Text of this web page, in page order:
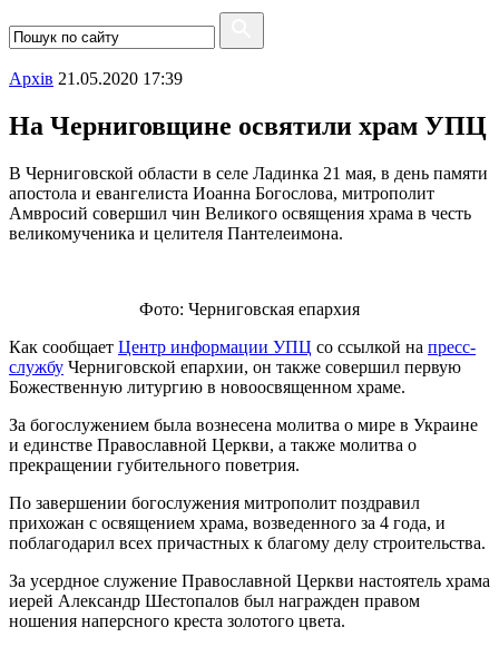
Архiв 21.05.2020 17:39
На Черниговщине освятили храм УПЦ
В Черниговской области в селе Ладинка 21 мая, в день памяти
апостола и евангелиста Иоанна Богослова, митрополит
Амвросий совершил чин Великого освящения храма в честь
великомученика и целителя Пантелеимона.
Фото: Черниговская епархия
Как сообщает Центр информации УПЦ со ссылкой на пресс-
службу Черниговской епархии, он также совершил первую
Божественную литургию в новоосвященном храме.
За богослужением была вознесена молитва о мире в Украине
и единстве Православной Церкви, а также молитва о
прекращении губительного поветрия.
По завершении богослужения митрополит поздравил
прихожан с освящением храма, возведенного за 4 года, и
поблагодарил всех причастных к благому делу строительства.
За усердное служение Православной Церкви настоятель храма
иерей Александр Шестопалов был награжден правом
ношения наперсного креста золотого цвета.